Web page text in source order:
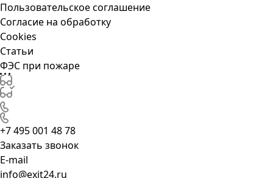
Пользовательское соглашение
Согласие на обработку
Cookies
Статьи
ФЭС при пожаре
+7 495 001 48 78
Заказать звонок
E-mail
info@exit24.ru